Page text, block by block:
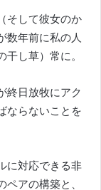
そして彼女のか
数年前に私の人
し草）常に。
終日放牧にアク
ならないことを
に対応できる非
アの構築と、